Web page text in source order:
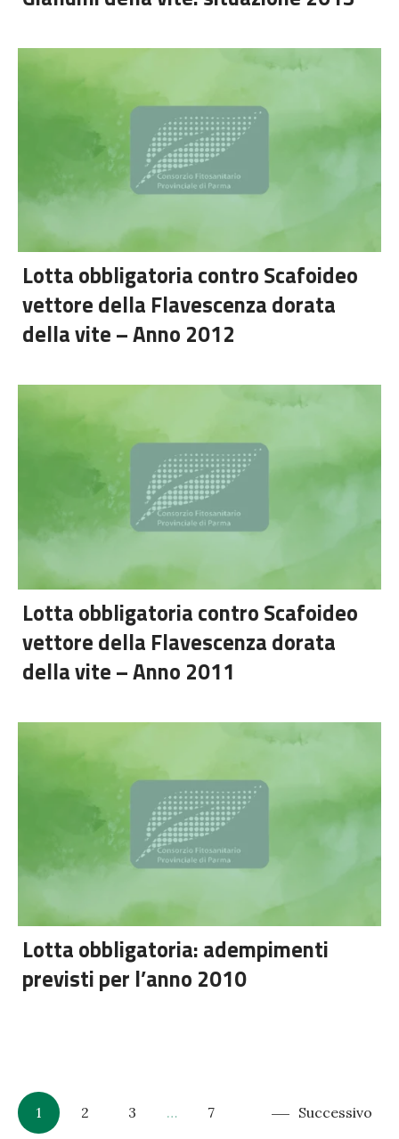
Lotta obbligatoria contro Scafoideo
vettore della Flavescenza dorata
della vite – Anno 2012
Lotta obbligatoria contro Scafoideo
vettore della Flavescenza dorata
della vite – Anno 2011
Lotta obbligatoria: adempimenti
previsti per l’anno 2010
1 2 3 … 7 Successivo